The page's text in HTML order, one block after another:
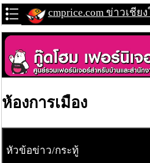
cmprice.com ข่าวเชีย
ห้องการเมือง
หัวข้อข่าว/กระทู้